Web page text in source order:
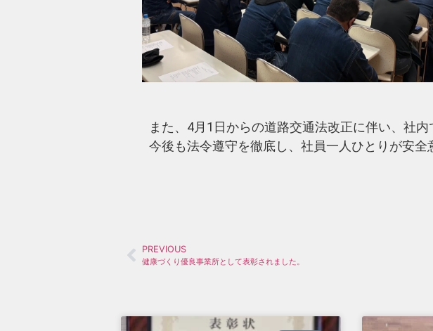
また、4月1日からの道路交通法改正に伴い、社内
今後も法令遵守を徹底し、社員一人ひとりが安
PREVIOUS
健康づくり優良事業所として表彰されました。